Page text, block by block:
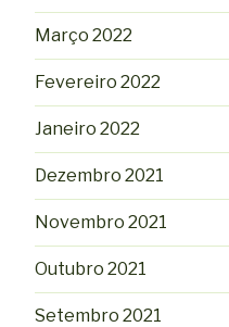
Março 2022
Fevereiro 2022
Janeiro 2022
Dezembro 2021
Novembro 2021
Outubro 2021
Setembro 2021